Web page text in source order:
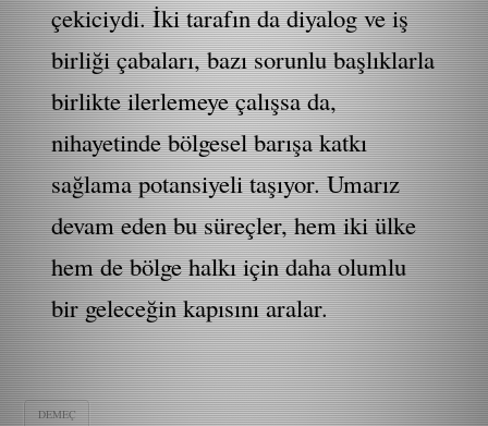
çekiciydi. İki tarafın da diyalog ve iş
birliği çabaları, bazı sorunlu başlıklarla
birlikte ilerlemeye çalışsa da,
nihayetinde bölgesel barışa katkı
sağlama potansiyeli taşıyor. Umarız
devam eden bu süreçler, hem iki ülke
hem de bölge halkı için daha olumlu
bir geleceğin kapısını aralar.
DEMEÇ